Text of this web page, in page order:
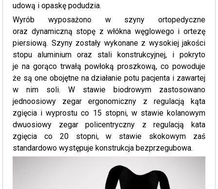
udową i opaskę podudzia.
Wyrób wyposażono w szyny ortopedyczne
oraz dynamiczną stopę z włókna węglowego i ortezę
piersiową. Szyny zostały wykonane z wysokiej jakości
stopu aluminium oraz stali konstrukcyjnej, i pokryto
je na gorąco trwałą powłoką proszkową, co powoduje
że są one obojętne na działanie potu pacjenta i zawartej
w nim soli. W stawie biodrowym zastosowano
jednoosiowy zegar ergonomiczny z regulacją kąta
zgięcia i wyprostu co 15 stopni, w stawie kolanowym
dwuosiowy zegar policentryczny z regulacją kata
zgięcia co 20 stopni, w stawie skokowym zaś
standardowo występuje konstrukcja bezprzegubowa.